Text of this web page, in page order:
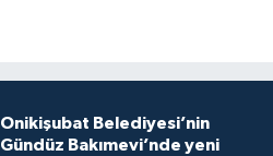
Onikişubat Belediyesi’nin
Gündüz Bakımevi’nde yeni